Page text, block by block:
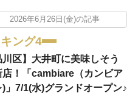
2026年6月26日(金)の記事
ング4
川区】大井町に美味しそう
店！「cambiare（カンビア
)」7/1(水)グランドオープン♪